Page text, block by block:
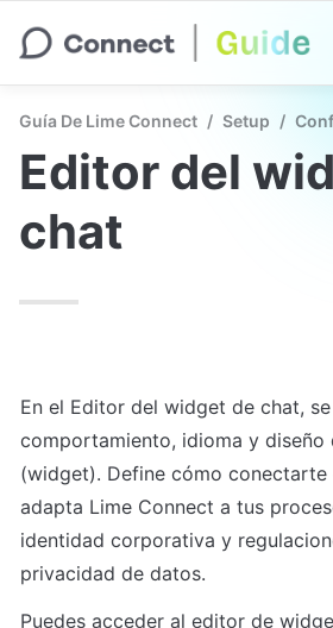
Guía De Lime Connect / Setup /
Editor del
chat
En el Editor del widget de chat,
comportamiento, idioma y diseño
(widget). Define cómo
adapta Lime Connect a tus
identidad corporativa y
privacidad de datos.
Puedes acceder al editor de